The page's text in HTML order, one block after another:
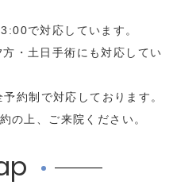
で対応しています。
・土日手術にも対応してい
約制で対応しております。
の上、ご来院ください。